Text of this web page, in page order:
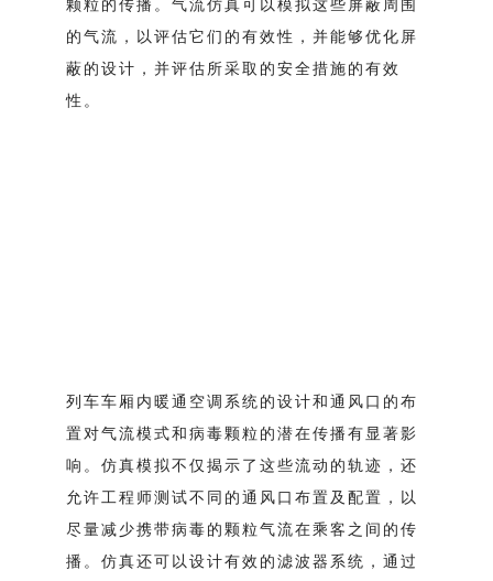
的气流，以评估它们的有效性，并能够优化屏
蔽的设计，并评估所采取的安全措施的有效
性。
列车车厢内暖通空调系统的设计和通风口的布
置对气流模式和病毒颗粒的潜在传播有显著影
响。仿真模拟不仅揭示了这些流动的轨迹，还
允许工程师测试不同的通风口布置及配置，以
尽量减少携带病毒的颗粒气流在乘客之间的传
播。仿真还可以设计有效的滤波器系统，通过